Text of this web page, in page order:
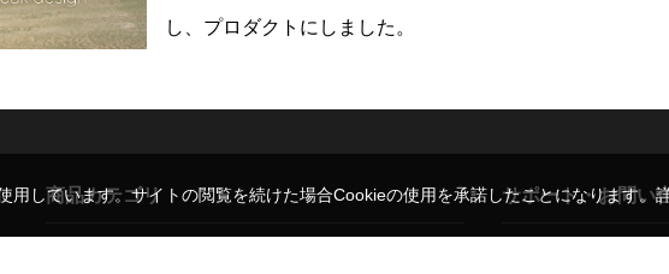
し、プロダクトにしました。
商品カテゴリ サポート・お問い
用しています。サイトの閲覧を続けた場合Cookieの使用を承諾したことになります。